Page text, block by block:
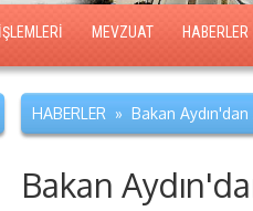
MEVZUAT HABERLER
HABERLER » Bakan
Bakan